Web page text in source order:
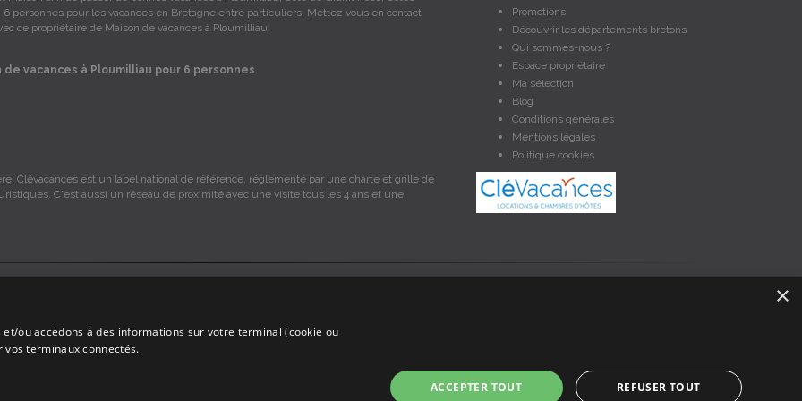
6 personnes pour les vacances en Bretagne entre particuliers. Mettez vous en contact
ce propriétaire de Maison de vacances à Ploumilliau.
de vacances à Ploumilliau pour 6 personnes
Promotions
Découvrir les départements bretons
Qui sommes-nous ?
Espace propriétaire
Ma sélection
Blog
Conditions générales
Mentions légales
Politique cookies
Clévacances est un label national de référence, réglementé par une charte et grille de
C'est aussi un réseau de proximité avec une visite tous les 4 ans et une
sur les locations, c'est simplement un annuaire d'hébergements de vacances en Bretagne, un service de petites annonces de location
×
ou accédons à des informations sur votre terminal (cookie ou
terminaux connectés.
ACCEPTER TOUT REFUSER TOUT